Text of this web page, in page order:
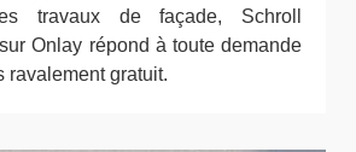
travaux de façade, Schroll
Onlay répond à toute demande
ravalement gratuit.